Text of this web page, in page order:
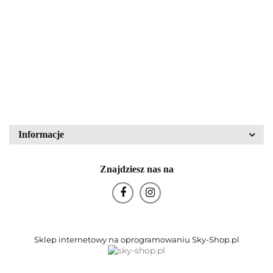
Bohemia Glas
Informacje
Znajdziesz nas na
Sklep internetowy na oprogramowaniu Sky-Shop.pl